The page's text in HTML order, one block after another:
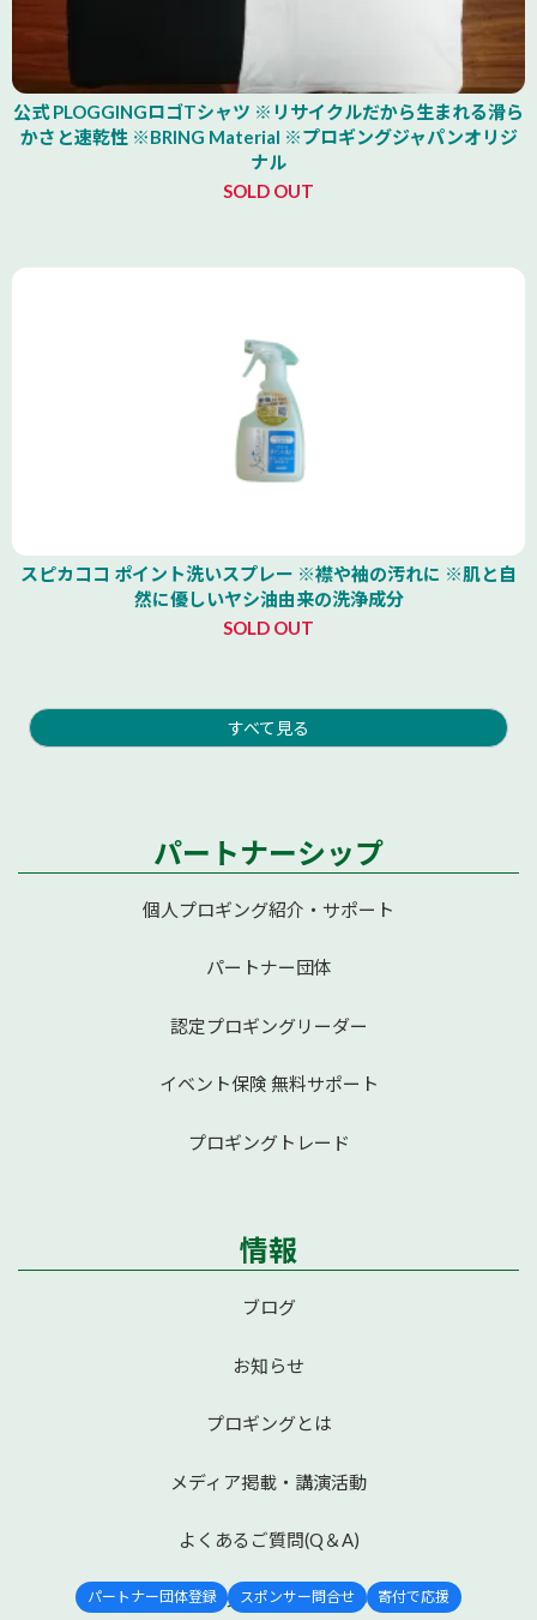
パートナー団体登録 スポンサー問合せ 寄付で応援
公式 PLOGGINGロゴTシャツ ※リサイクルだから生まれる滑ら
かさと速乾性 ※BRING Material ※プロギングジャパンオリジ
ナル
SOLD OUT
スピカココ ポイント洗いスプレー ※襟や袖の汚れに ※肌と自
然に優しいヤシ油由来の洗浄成分
SOLD OUT
すべて見る
パートナーシップ
個人プロギング紹介・サポート
パートナー団体
認定プロギングリーダー
イベント保険 無料サポート
プロギングトレード
情報
ブログ
お知らせ
プロギングとは
メディア掲載・講演活動
よくあるご質問(Q＆A)
プロギングジャパンについて